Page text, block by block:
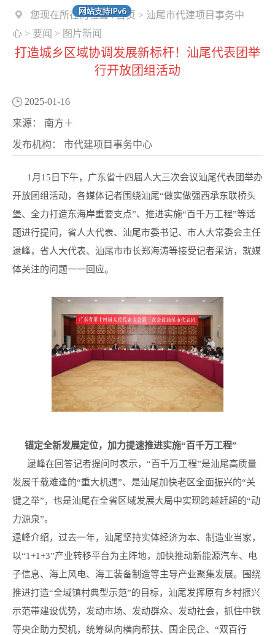
您现在所在的位置 :首页 > 汕尾市代建项目事务中
心 > 要闻 > 图片新闻
打造城乡区域协调发展新标杆！汕尾代表团举
行开放团组活动
2025-01-16
来源： 南方＋
发布机构： 市代建项目事务中心
1月15日下午，广东省十四届人大三次会议汕尾代表团举办
开放团组活动，各媒体记者围绕汕尾“做实做强西承东联桥头
堡、全力打造东海岸重要支点”、推进实施“百千万工程”等话
题进行提问，省人大代表、汕尾市委书记、市人大常委会主任
逯峰，省人大代表、汕尾市市长郑海涛等接受记者采访，就媒
体关注的问题一一回应。
锚定全新发展定位，加力提速推进实施“百千万工程”
逯峰在回答记者提问时表示，“百千万工程”是汕尾高质量
发展千载难逢的“重大机遇”、是汕尾加快老区全面振兴的“关
键之举”，也是汕尾在全省区域发展大局中实现跨越赶超的“动
力源泉”。
逯峰介绍，过去一年，汕尾坚持实体经济为本、制造业当家，
以“1+1+3”产业转移平台为主阵地，加快推动新能源汽车、电
子信息、海上风电、海工装备制造等主导产业聚集发展。围绕
推进打造“全域镇村典型示范”的目标，汕尾发挥原有乡村振兴
示范带建设优势，发动市场、发动群众、发动社会，抓住中铁
等央企助力契机，统筹纵向横向帮扶、国企民企、“双百行